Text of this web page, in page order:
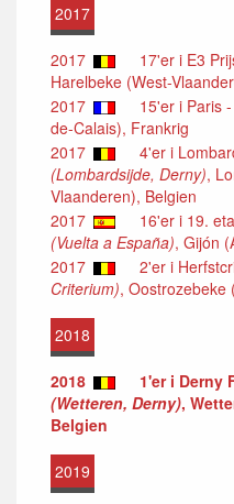
2017
2017 17'er i E3
Harelbeke (West-
2017
15'er i Paris
de-Calais), Frankrig
2017
4'er i
(Lombardsijde, Derny),
Vlaanderen), Belgien
2017
16'er i 19.
(Vuelta a España), Gijón
2017
2'er i
Criterium), Oostrozebeke
2018
2018
1'er i Derny
(Wetteren, Derny),
Belgien
2019